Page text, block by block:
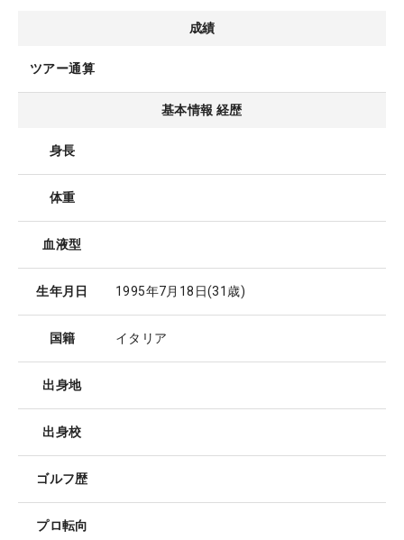
成績
ツアー通算
基本情報 経歴
身長
体重
血液型
生年月日 1995年7月18日(31歳)
国籍 イタリア
出身地
出身校
ゴルフ歴
プロ転向